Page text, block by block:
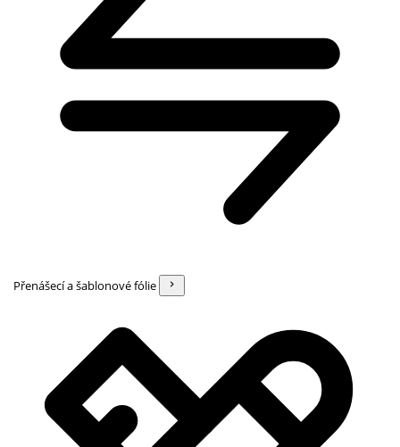
Přenášecí a šablonové fólie